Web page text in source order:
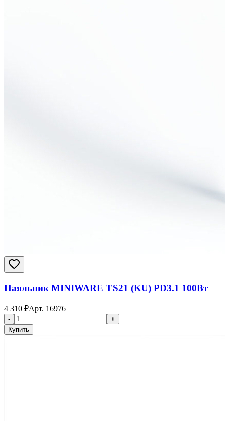
Паяльник MINIWARE TS21 (KU) PD3.1 100Вт
4 310 ₽Арт. 16976
-
+
Купить